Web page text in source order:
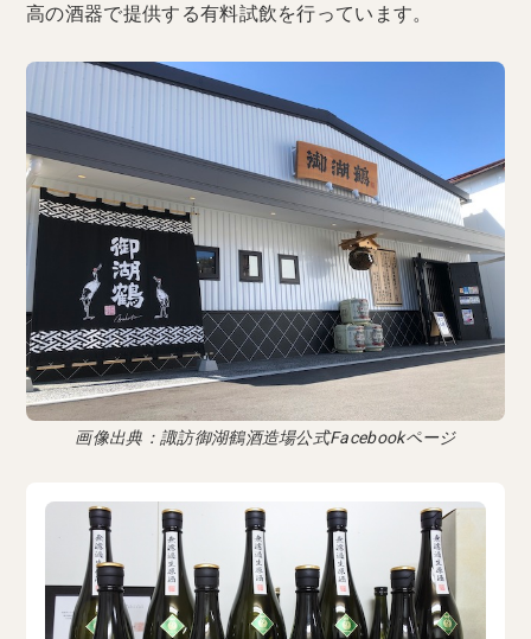
高の酒器で提供する有料試飲を行っています。
画像出典：諏訪御湖鶴酒造場公式Facebookページ